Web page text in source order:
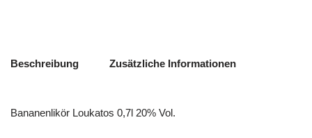
Beschreibung Zusätzliche Informationen
Bananenlikör Loukatos 0,7l 20% Vol.